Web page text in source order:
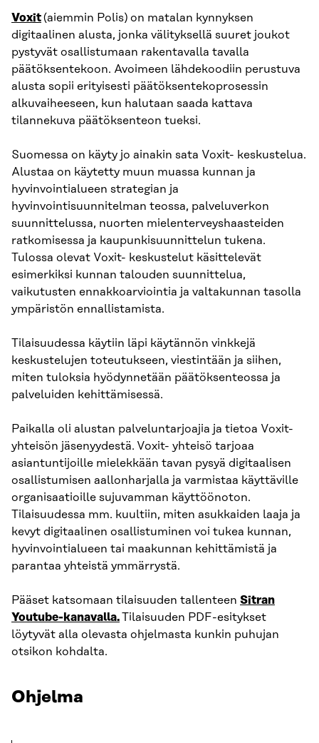
Voxit(aiemmin Polis) on matalan kynnyksen
digitaalinen alusta, jonka välityksellä suuret joukot
pystyvät osallistumaan rakentavalla tavalla
päätöksentekoon. Avoimeen lähdekoodiin perustuva
alusta sopii erityisesti päätöksentekoprosessin
alkuvaiheeseen, kun halutaan saada kattava
tilannekuva päätöksenteon tueksi.
Suomessa on käyty jo ainakin sata Voxit- keskustelua.
Alustaa on käytetty muun muassa kunnan ja
hyvinvointialueen strategian ja
hyvinvointisuunnitelman teossa, palveluverkon
suunnittelussa, nuorten mielenterveyshaasteiden
ratkomisessa ja kaupunkisuunnittelun tukena.
Tulossa olevat Voxit- keskustelut käsittelevät
esimerkiksi kunnan talouden suunnittelua,
vaikutusten ennakkoarviointia ja valtakunnan tasolla
ympäristön ennallistamista.
Tilaisuudessa käytiin läpi käytännön vinkkejä
keskustelujen toteutukseen, viestintään ja siihen,
miten tuloksia hyödynnetään päätöksenteossa ja
palveluiden kehittämisessä.
Paikalla oli alustan palveluntarjoajia ja tietoa Voxit-
yhteisön jäsenyydestä. Voxit- yhteisö tarjoaa
asiantuntijoille mielekkään tavan pysyä digitaalisen
osallistumisen aallonharjalla ja varmistaa käyttäville
organisaatioille sujuvamman käyttöönoton.
Tilaisuudessa mm. kuultiin, miten asukkaiden laaja ja
kevyt digitaalinen osallistuminen voi tukea kunnan,
hyvinvointialueen tai maakunnan kehittämistä ja
parantaa yhteistä ymmärrystä.
Pääset katsomaan tilaisuuden tallenteen Sitran
Youtube-kanavalla.Tilaisuuden PDF-esitykset
löytyvät alla olevasta ohjelmasta kunkin puhujan
otsikon kohdalta.
Ohjelma